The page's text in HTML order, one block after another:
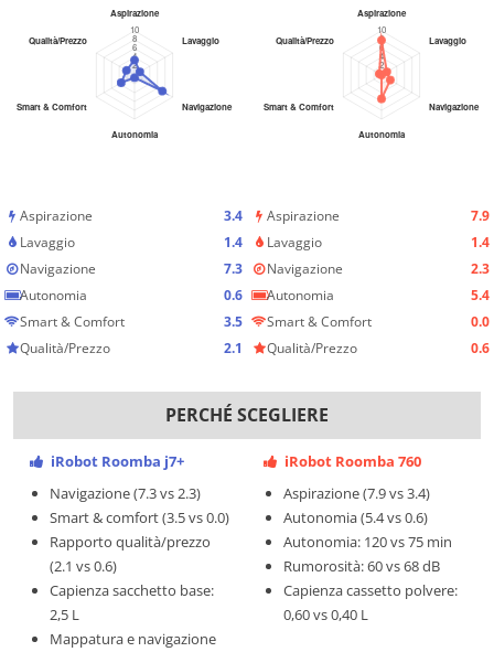
Aspirazione
3.4
Lavaggio
1.4
Navigazione
7.3
Autonomia
0.6
Smart & Comfort
3.5
Qualità/Prezzo
2.1
Aspirazione
7.9
Lavaggio
1.4
Navigazione
2.3
Autonomia
5.4
Smart & Comfort
0.0
Qualità/Prezzo
0.6
PERCHÉ SCEGLIERE
iRobot Roomba j7+
Navigazione (7.3 vs 2.3)
Smart & comfort (3.5 vs 0.0)
Rapporto qualità/prezzo
(2.1 vs 0.6)
Capienza sacchetto base:
2,5 L
Mappatura e navigazione
iRobot Roomba 760
Aspirazione (7.9 vs 3.4)
Autonomia (5.4 vs 0.6)
Autonomia: 120 vs 75 min
Rumorosità: 60 vs 68 dB
Capienza cassetto polvere:
0,60 vs 0,40 L